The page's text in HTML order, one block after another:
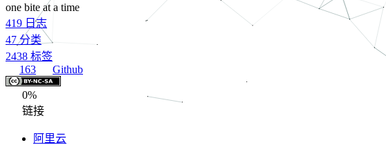
one bite at a time
419 日志
47 分类
2438 标签
163
Github
0%
链接
阿里云